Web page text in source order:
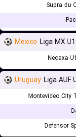
Supra du
Mexico Liga MX
Necaxa
Uruguay Liga AUF
Montevideo City
Defensor